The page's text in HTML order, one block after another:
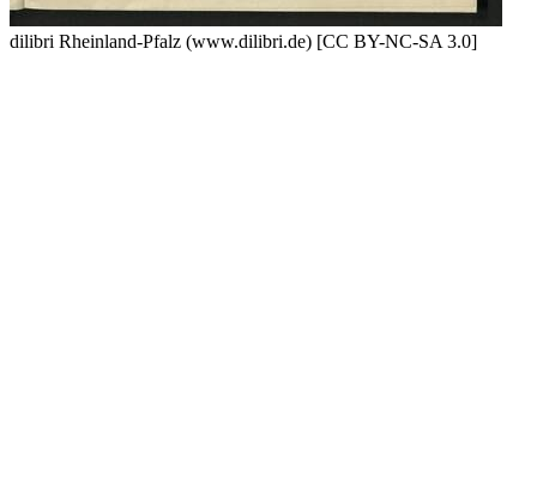
dilibri Rheinland-Pfalz (www.dilibri.de) [CC BY-NC-SA 3.0]